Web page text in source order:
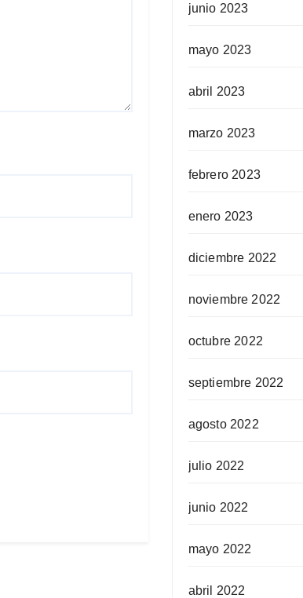
junio 2023
mayo 2023
abril 2023
marzo 2023
febrero 2023
enero 2023
diciembre 2022
noviembre 2022
octubre 2022
septiembre 2022
agosto 2022
julio 2022
junio 2022
mayo 2022
abril 2022